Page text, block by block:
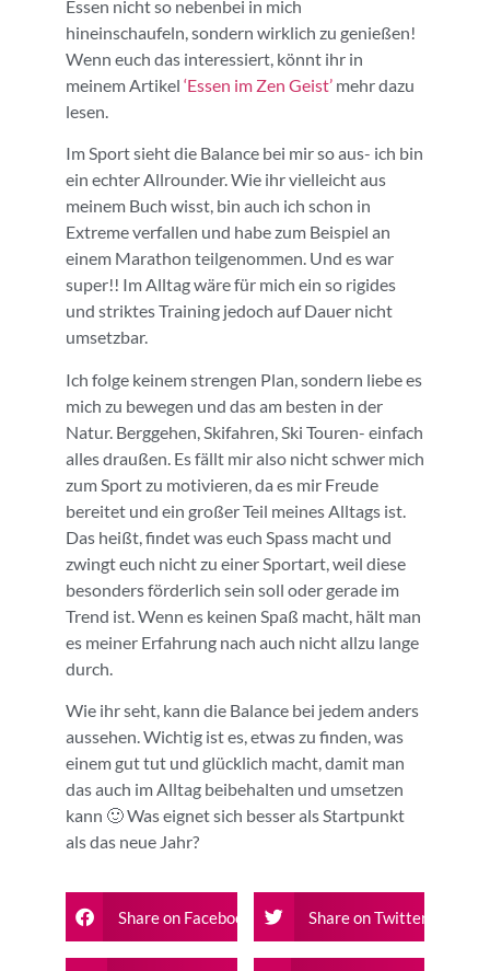
Essen nicht so nebenbei in mich
hineinschaufeln, sondern wirklich zu genießen!
Wenn euch das interessiert, könnt ihr in
meinem Artikel ‘Essen im Zen Geist’ mehr dazu
lesen.
Im Sport sieht die Balance bei mir so aus- ich bin
ein echter Allrounder. Wie ihr vielleicht aus
meinem Buch wisst, bin auch ich schon in
Extreme verfallen und habe zum Beispiel an
einem Marathon teilgenommen. Und es war
super!! Im Alltag wäre für mich ein so rigides
und striktes Training jedoch auf Dauer nicht
umsetzbar.
Ich folge keinem strengen Plan, sondern liebe es
mich zu bewegen und das am besten in der
Natur. Berggehen, Skifahren, Ski Touren- einfach
alles draußen. Es fällt mir also nicht schwer mich
zum Sport zu motivieren, da es mir Freude
bereitet und ein großer Teil meines Alltags ist.
Das heißt, findet was euch Spass macht und
zwingt euch nicht zu einer Sportart, weil diese
besonders förderlich sein soll oder gerade im
Trend ist. Wenn es keinen Spaß macht, hält man
es meiner Erfahrung nach auch nicht allzu lange
durch.
Wie ihr seht, kann die Balance bei jedem anders
aussehen. Wichtig ist es, etwas zu finden, was
einem gut tut und glücklich macht, damit man
das auch im Alltag beibehalten und umsetzen
kann 🙂 Was eignet sich besser als Startpunkt
als das neue Jahr?
Share on Facebook Share on Twitter